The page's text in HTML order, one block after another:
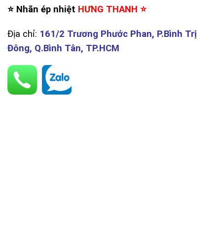
⭐️ Nhãn ép nhiệt HƯNG THANH ⭐️
Địa chỉ: 161/2 Trương Phước Phan, P.Bình Trị
Đông, Q.Bình Tân, TP.HCM